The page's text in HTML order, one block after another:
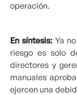
operación.
En síntesis: Ya
riesgo es solo
directores y
manuales
ejercen una